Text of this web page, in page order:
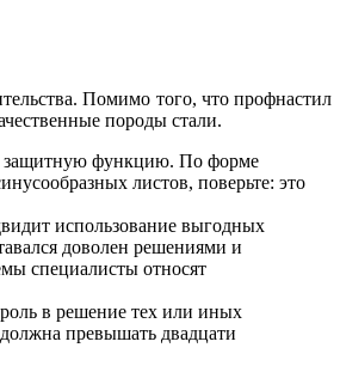
Помимо того, что профнастил
породы стали.
защитную функцию. По форме
листов, поверьте: это
использование выгодных
доволен решениями и
специалисты относят
в решение тех или иных
превышать двадцати